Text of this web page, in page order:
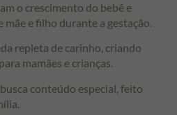
o crescimento do bebê e
e filho durante a gestação.
repleta de carinho, criando
mamães e crianças.
conteúdo especial, feito